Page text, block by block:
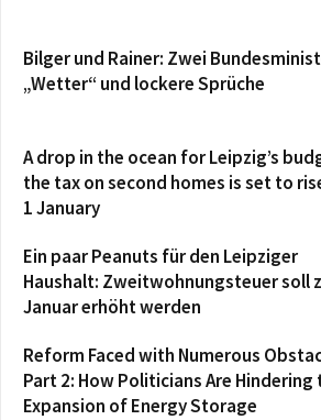
Bilger und Rainer: Zwei
„Wetter“ und lockere Sprüche
A drop in the ocean for Leipzig’s
the tax on second homes is set to
1 January
Ein paar Peanuts für den Leipziger
Haushalt: Zweitwohnungsteuer soll
Januar erhöht werden
Reform Faced with Numerous
Part 2: How Politicians Are Hindering
Expansion of Energy Storage